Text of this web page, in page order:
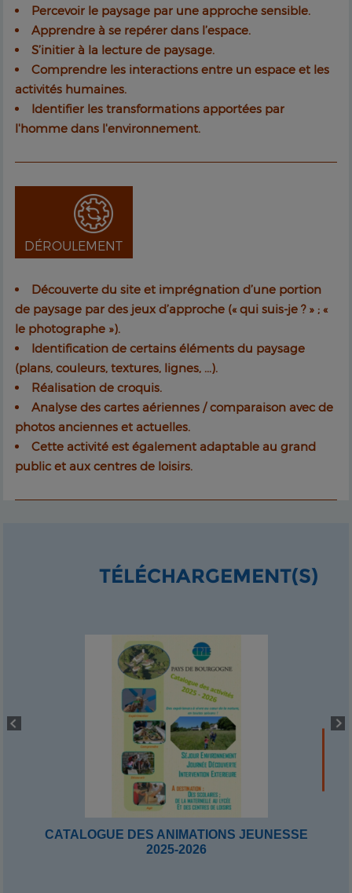
Percevoir le paysage par une approche sensible.
Apprendre à se repérer dans l’espace.
S’initier à la lecture de paysage.
Comprendre les interactions entre un espace et les
activités humaines.
Identifier les transformations apportées par
l'homme dans l'environnement.
DÉROULEMENT
Découverte du site et imprégnation d’une portion
de paysage par des jeux d’approche (« qui suis-je ? » ; «
le photographe »).
Identification de certains éléments du paysage
(plans, couleurs, textures, lignes, ...).
Réalisation de croquis.
Analyse des cartes aériennes / comparaison avec de
photos anciennes et actuelles.
Cette activité est également adaptable au grand
public et aux centres de loisirs.
TÉLÉCHARGEMENT(S)
CATALOGUE DES ANIMATIONS JEUNESSE
2025-2026